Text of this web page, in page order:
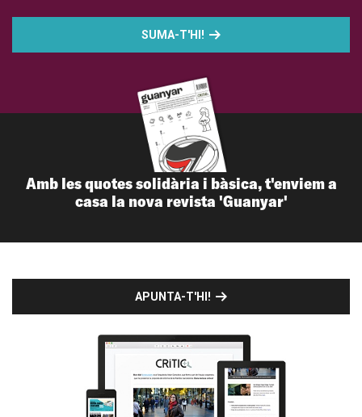
SUMA-T'HI!
Amb les quotes solidària i bàsica, t'enviem a
casa la nova revista 'Guanyar'
APUNTA-T'HI!